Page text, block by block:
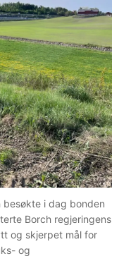
besøkte i dag bonden
Borch regjeringens
og skjerpet mål for
og